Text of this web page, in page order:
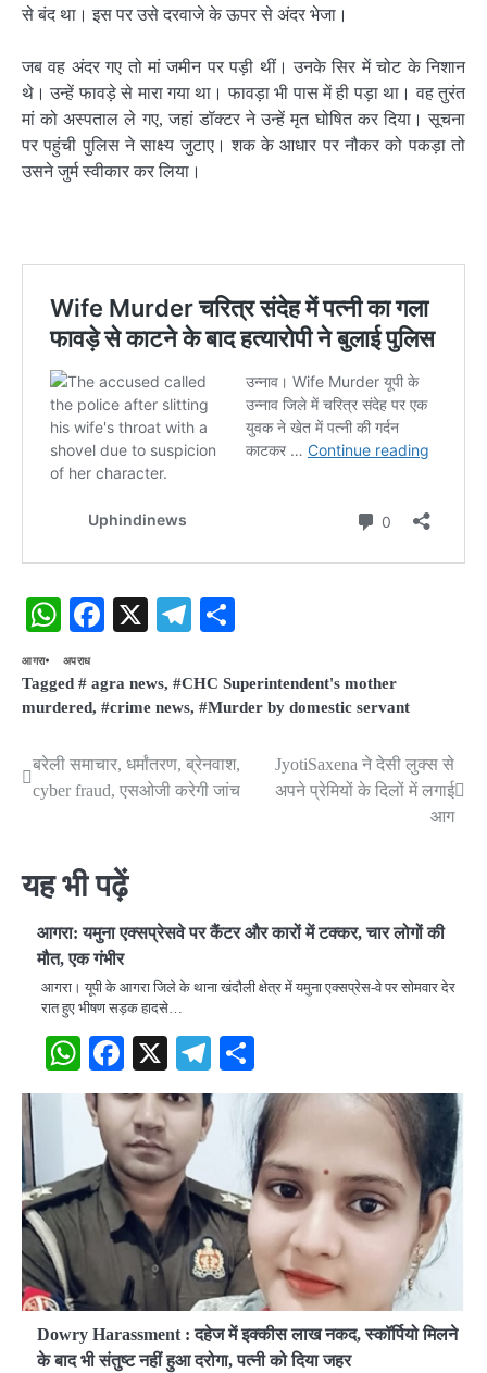
से बंद था। इस पर उसे दरवाजे के ऊपर से अंदर भेजा।
जब वह अंदर गए तो मां जमीन पर पड़ी थीं। उनके सिर में चोट के निशान
थे। उन्हें फावड़े से मारा गया था। फावड़ा भी पास में ही पड़ा था। वह तुरंत
मां को अस्पताल ले गए, जहां डॉक्टर ने उन्हें मृत घोषित कर दिया। सूचना
पर पहुंची पुलिस ने साक्ष्य जुटाए। शक के आधार पर नौकर को पकड़ा तो
उसने जुर्म स्वीकार कर लिया।
WhatsApp
Facebook
X Telegram
आगरा अपराध
Tagged # agra news, #CHC Superintendent's mother
murdered, #crime news, #Murder by domestic servant
Post
navigation
बरेली समाचार, धर्मांतरण, ब्रेनवाश,
cyber fraud, एसओजी करेगी जांच
JyotiSaxena ने देसी लुक्स से
अपने प्रेमियों के​ दिलों में लगाई
आग
यह भी पढ़ें
आगरा: यमुना एक्सप्रेसवे पर कैंटर और कारों में टक्कर, चार लोगों की
मौत, एक गंभीर
आगरा। यूपी के आगरा जिले के थाना खंदौली क्षेत्र में यमुना एक्सप्रेस-वे पर सोमवार देर
रात हुए भीषण सड़क हादसे…
WhatsApp
Facebook
X Telegram
Dowry Harassment : दहेज में इक्कीस लाख नकद, स्कॉर्पियो मिलने
के बाद भी संतुष्ट नहीं हुआ दरोगा, पत्नी को दिया जहर